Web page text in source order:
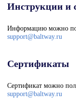
Инструкции и
Информацию можно
support@baltway.ru
Сертификаты
Сертификат можно
support@baltway.ru